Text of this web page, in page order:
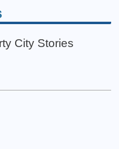
City Stories